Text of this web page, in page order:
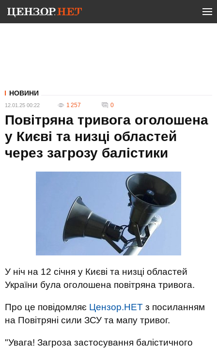
НОВИНИ
12.01.25 00:22 1 257 0
Повітряна тривога оголошена
у Києві та низці областей
через загрозу балістики
У ніч на 12 січня у Києві та низці областей
України була оголошена повітряна тривога.
Про це повідомляє Цензор.НЕТ з посиланням
на Повітряні сили ЗСУ та мапу тривог.
"Увага! Загроза застосування балістичного